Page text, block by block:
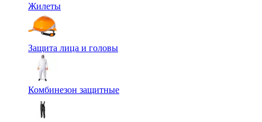
Жилеты
Защита лица и головы
Комбинезон защитные